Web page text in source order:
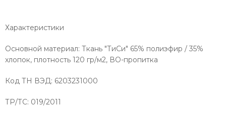
Характеристики
Основной материал: Ткань "ТиСи" 65% полиэфир / 35%
хлопок, плотность 120 гр/м2, ВО-пропитка
Код ТН ВЭД: 6203231000
ТР/ТС: 019/2011